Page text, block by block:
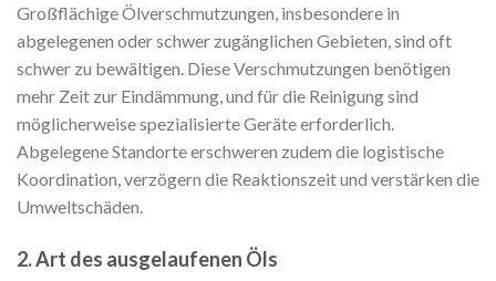
Großflächige Ölverschmutzungen, insbesondere in
abgelegenen oder schwer zugänglichen Gebieten, sind oft
schwer zu bewältigen. Diese Verschmutzungen benötigen
mehr Zeit zur Eindämmung, und für die Reinigung sind
möglicherweise spezialisierte Geräte erforderlich.
Abgelegene Standorte erschweren zudem die logistische
Koordination, verzögern die Reaktionszeit und verstärken die
Umweltschäden.
2. Art des ausgelaufenen Öls